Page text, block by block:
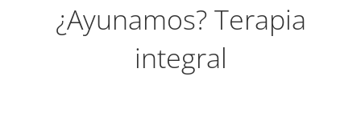
¿Ayunamos? Terapia
integral